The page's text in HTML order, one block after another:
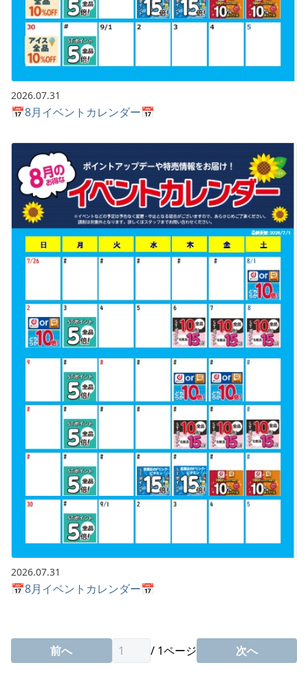
2026.07.31
📅8月イベントカレンダー📅
2026.07.31
📅8月イベントカレンダー📅
前へ / 1ページ 次へ